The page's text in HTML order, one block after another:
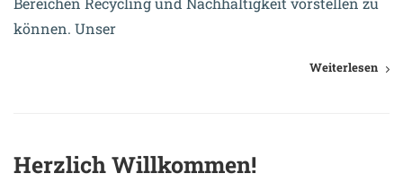
können. Unser
Weiterlesen
Herzlich Willkommen!